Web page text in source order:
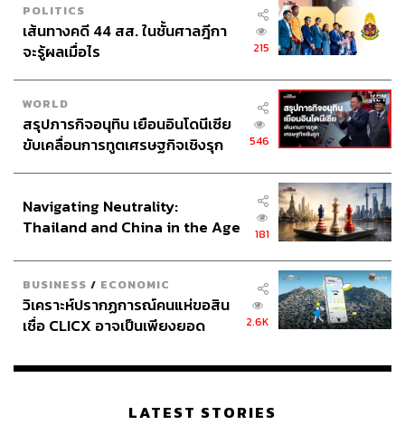
POLITICS
เส้นทางคดี 44 สส. ในชั้นศาลฎีกา
จะรู้ผลเมื่อไร
215
WORLD
สรุปภารกิจอนุทิน เยือนอินโดนีเซีย
ขับเคลื่อนการทูตเศรษฐกิจเชิงรุก
546
Navigating Neutrality:
Thailand and China in the Age
181
BUSINESS / ECONOMIC
วิเคราะห์ปรากฏการณ์คนแห่ขอสิน
เชื่อ CLICX อาจเป็นเพียงยอด
เรือนไทยที่ถูกซุกไว้
2.6K
LATEST STORIES